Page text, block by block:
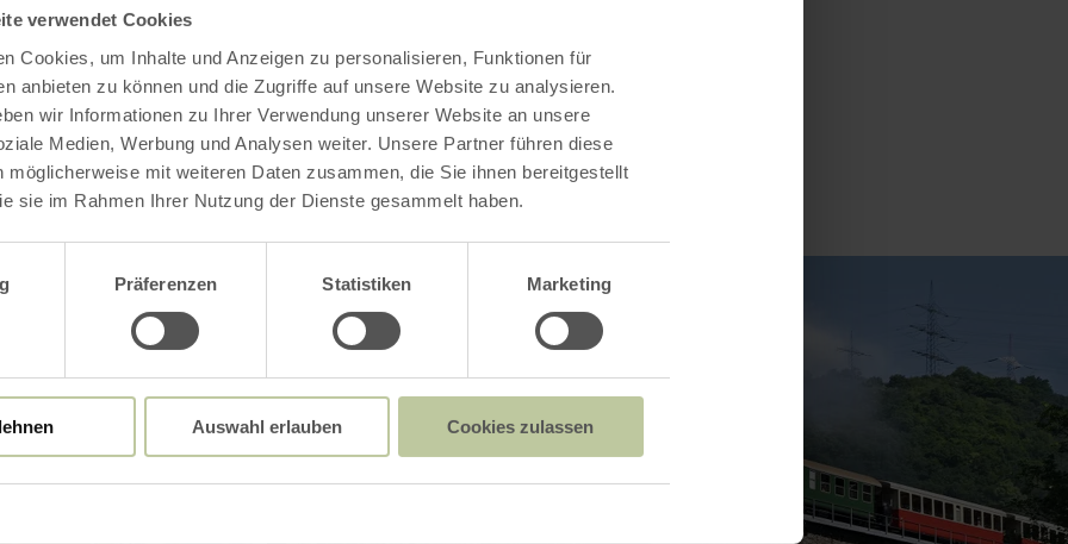
verwendet Cookies
Cookies, um Inhalte und Anzeigen zu personalisieren, Funktionen für
anbieten zu können und die Zugriffe auf unsere Website zu analysieren.
wir Informationen zu Ihrer Verwendung unserer Website an unsere
Medien, Werbung und Analysen weiter. Unsere Partner führen diese
möglicherweise mit weiteren Daten zusammen, die Sie ihnen bereitgestellt
sie im Rahmen Ihrer Nutzung der Dienste gesammelt haben.
Präferenzen Statistiken Marketing
Auswahl erlauben Cookies zulassen
Impressionen